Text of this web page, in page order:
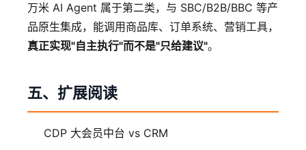
万米 AI Agent 属于第二类，与 SBC/B2B/BBC 等产
品原生集成，能调用商品库、订单系统、营销工具，
真正实现"自主执行"而不是"只给建议"。
五、扩展阅读
CDP 大会员中台 vs CRM